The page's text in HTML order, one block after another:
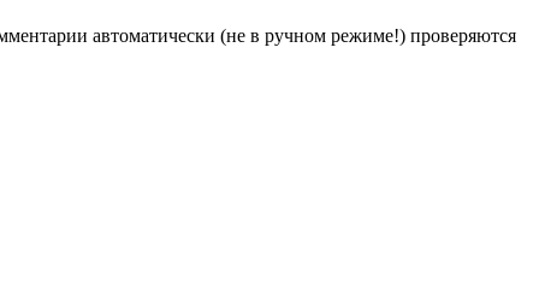
автоматически (не в ручном режиме!) проверяются